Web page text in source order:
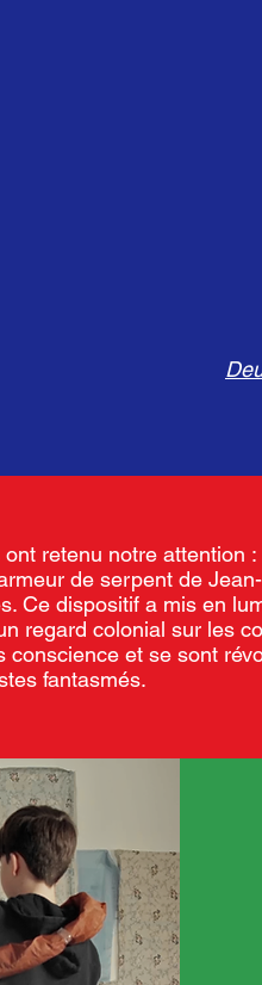
retenu notre attention
de serpent de
Ce dispositif a mis en
regard colonial sur les
et se sont
fantasmés.